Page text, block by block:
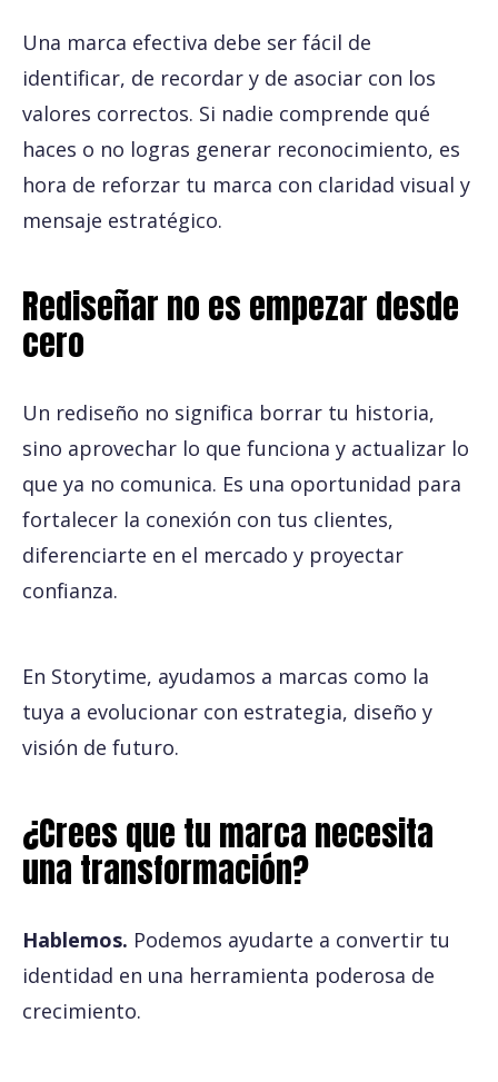
Una marca efectiva debe ser fácil de
identificar, de recordar y de asociar con los
valores correctos. Si nadie comprende qué
haces o no logras generar reconocimiento, es
hora de reforzar tu marca con claridad visual y
mensaje estratégico.
Rediseñar no es empezar desde
cero
Un rediseño no significa borrar tu historia,
sino aprovechar lo que funciona y actualizar lo
que ya no comunica. Es una oportunidad para
fortalecer la conexión con tus clientes,
diferenciarte en el mercado y proyectar
confianza.
En Storytime, ayudamos a marcas como la
tuya a evolucionar con estrategia, diseño y
visión de futuro.
¿Crees que tu marca necesita
una transformación?
Hablemos. Podemos ayudarte a convertir tu
identidad en una herramienta poderosa de
crecimiento.